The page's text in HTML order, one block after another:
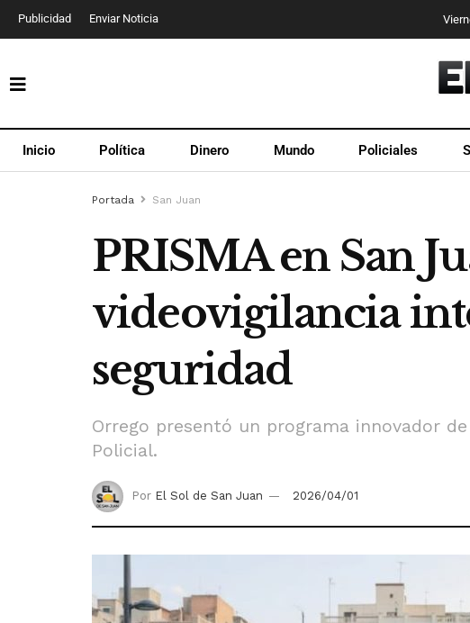
Publicidad Enviar Noticia
Inicio Política Dinero Mundo Policiales
Portada San Juan
PRISMA en San
videovigilancia
seguridad
Orrego presentó un programa innovador
Policial.
Por El Sol de San Juan 2026/04/01